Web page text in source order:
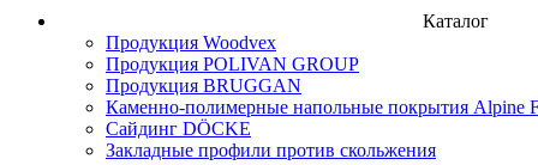
Каталог
Продукция Woodvex
Продукция POLIVAN GROUP
Продукция BRUGGAN
Каменно-полимерные напольные покрытия Alpine
Сайдинг DÖCKE
Закладные профили против скольжения